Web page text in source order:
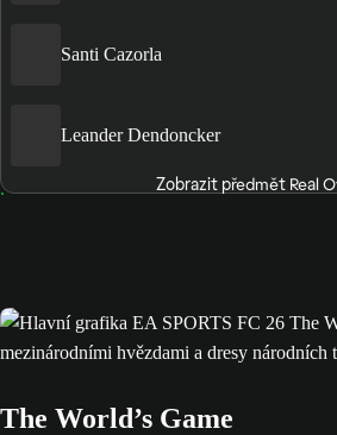
Santi Cazorla
Leander Dendoncker
Zobrazit předmět Real
The World’s Game